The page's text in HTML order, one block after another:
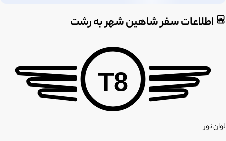
اطلاعات سفر شاهین شهر به رشت
T8
لوان نور